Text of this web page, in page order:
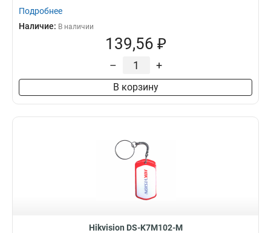
Подробнее
Наличие: В наличии
139,56 ₽
– +
В корзину
Hikvision DS-K7M102-M